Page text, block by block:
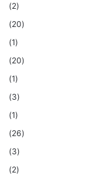
(2)
(20)
(1)
(20)
(1)
(3)
(1)
(26)
(3)
(2)